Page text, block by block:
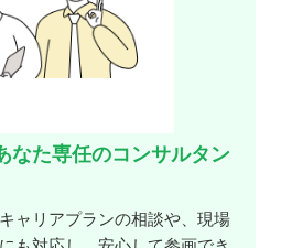
なた専任のコンサルタン
ャリアプランの相談や、現場